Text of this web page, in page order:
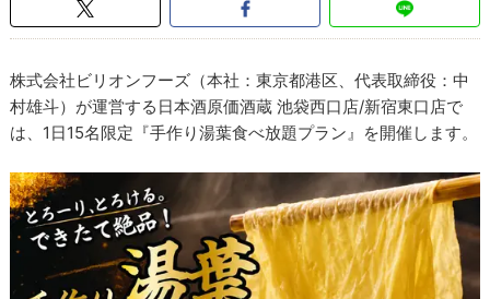
株式会社ビリオンフーズ（本社：東京都港区、代表取締役：中
村雄斗）が運営する日本酒原価酒蔵 池袋西口店/新宿東口店で
は、1日15名限定『手作り湯葉食べ放題プラン』を開催します。